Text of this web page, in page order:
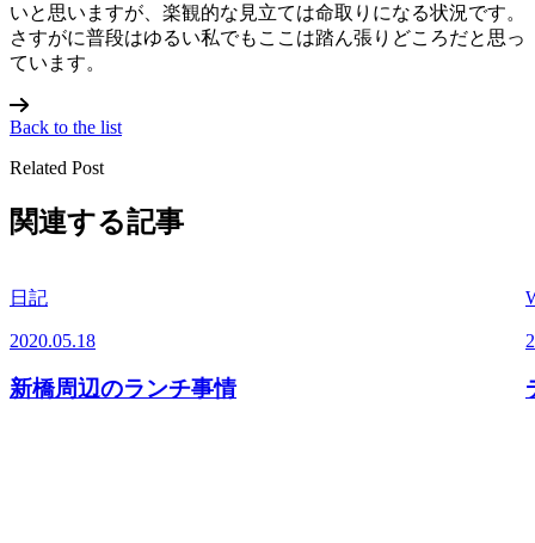
いと思いますが、楽観的な見立ては命取りになる状況です。
さすがに普段はゆるい私でもここは踏ん張りどころだと思っ
ています。
Back to the list
Related Post
関連する記事
日記
2020.05.18
新橋周辺のランチ事情